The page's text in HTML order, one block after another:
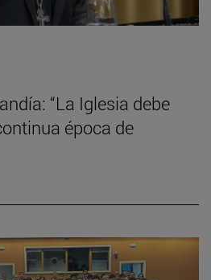
“La Iglesia debe
época de